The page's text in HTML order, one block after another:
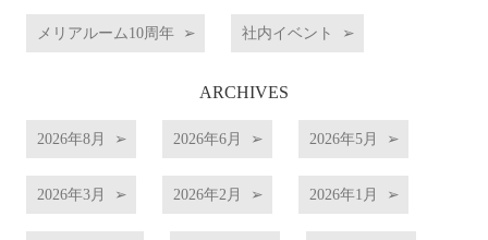
メリアルーム10周年 社内イベント
ARCHIVES
2026年8月 2026年6月 2026年5月
2026年3月 2026年2月 2026年1月